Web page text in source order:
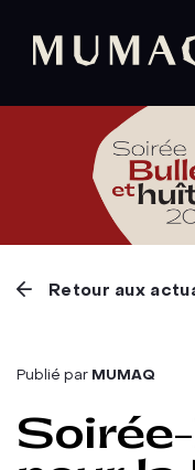
Retour aux
Publié par MUMAQ